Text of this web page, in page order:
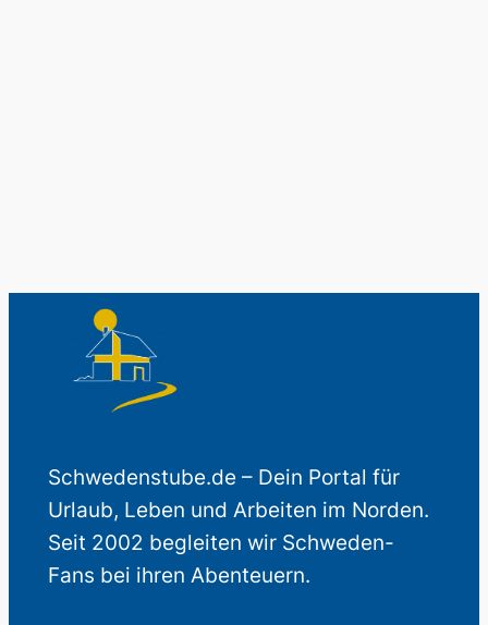
Schwedenstube.de – Dein Portal für
Urlaub, Leben und Arbeiten im Norden.
Seit 2002 begleiten wir Schweden-
Fans bei ihren Abenteuern.